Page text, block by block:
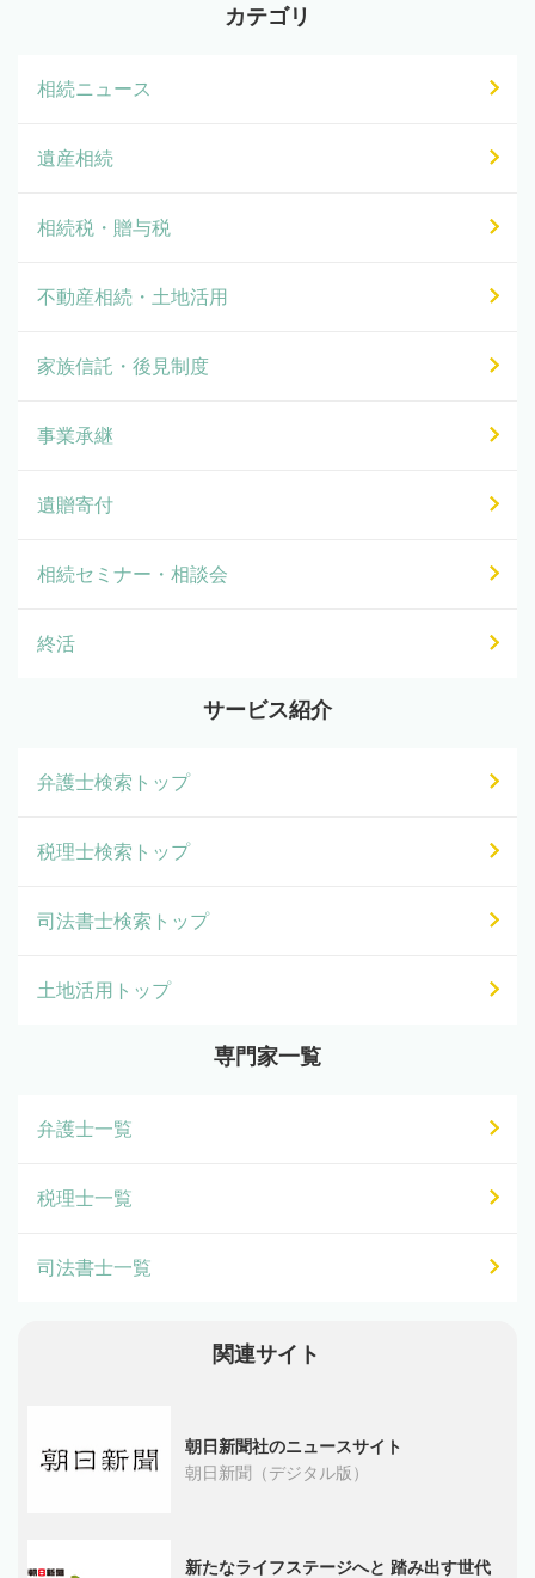
カテゴリ
相続ニュース
遺産相続
相続税・贈与税
不動産相続・土地活用
家族信託・後見制度
事業承継
遺贈寄付
相続セミナー・相談会
終活
サービス紹介
弁護士検索トップ
税理士検索トップ
司法書士検索トップ
土地活用トップ
専門家一覧
弁護士一覧
税理士一覧
司法書士一覧
関連サイト
朝日新聞社のニュースサイト
朝日新聞（デジタル版）
新たなライフステージへと 踏み出す世代